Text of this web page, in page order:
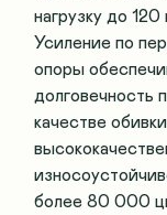
нагрузку до
Усиление по
опоры
долговечность
качестве
более 80 000